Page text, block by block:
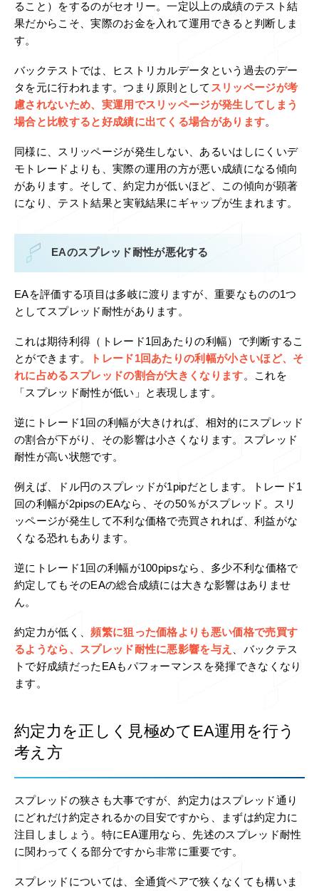
ること）をするのがセオリー。一定以上の成績のテスト結
果だからこそ、実際のお金を入れて運用できると判断しま
す。
バックテストでは、ヒストリカルデータという過去のデー
タを元に行われます。つまり原則として スリッページが考
慮されないため、実運用でスリッページが発生してしまう
場合と比較すると好成績に出てくる場合があります。
同様に、スリッページが発生しない、あるいはしにくいデ
モトレードよりも、実際の運用の方が悪い成績になる傾向
があります。そして、約定力が低いほど、この傾向が顕著
になり、テスト結果と実戦結果にギャップが生まれます。
EAのスプレッド耐性が悪化する
EAを評価する項目は多岐に渡りますが、重要なものの1つ
としてスプレッド耐性があります。
これは期待利得（トレード1回あたりの利幅）で判断するこ
とができます。
トレード1回あたりの利幅が小さいほど、そ
れに占めるスプレッドの割合が大きくなります。これを
「スプレッド耐性が低い」と表現します。
逆にトレード1回の利幅が大きければ、相対的にスプレッド
の割合が下がり、その影響は小さくなります。スプレッド
耐性が高い状態です。
例えば、ドル円のスプレッドが1pipだとします。トレード1
回の利幅が2pipsのEAなら、その50％がスプレッド。スリ
ッページが発生して不利な価格で売買されれば、利益がな
くなる恐れもあります。
逆にトレード1回の利幅が100pipsなら、多少不利な価格で
約定してもそのEAの総合成績には大きな影響はありませ
ん。
約定力が低く、頻繁に狙った価格よりも悪い価格で売買す
るようなら、スプレッド耐性に悪影響を与え 、バックテス
トで好成績だったEAもパフォーマンスを発揮できなくなり
ます。
約定力を正しく見極めてEA運用を行う
考え方
スプレッドの狭さも大事ですが、約定力はスプレッド通り
にどれだけ約定されるかの目安ですから、まずは約定力に
注目しましょう。特にEA運用なら、先述のスプレッド耐性
に関わってくる部分ですから非常に重要です。
スプレッドについては、全通貨ペアで狭くなくても構いま